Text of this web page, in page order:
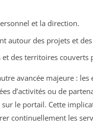
et la direction.
autour des projets et
des territoires couverts
avancée majeure : les
d’activités ou de
le portail. Cette
continuellement les